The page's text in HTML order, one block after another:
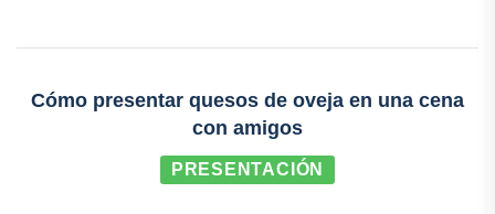
Cómo presentar quesos de oveja en una cena
con amigos
PRESENTACIÓN